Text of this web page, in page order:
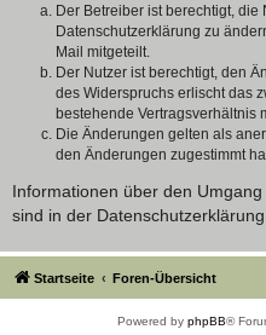
Der Betreiber ist berechtigt,
Datenschutzerklärung zu
Mail mitgeteilt.
Der Nutzer ist berechtigt, den
des Widerspruchs erlischt das
bestehende Vertragsverhältnis
Die Änderungen gelten als
den Änderungen zugestimmt
Informationen über den
sind in der Datenschutzerklärung
Startseite Foren-Übersicht
Powered by phpBB®